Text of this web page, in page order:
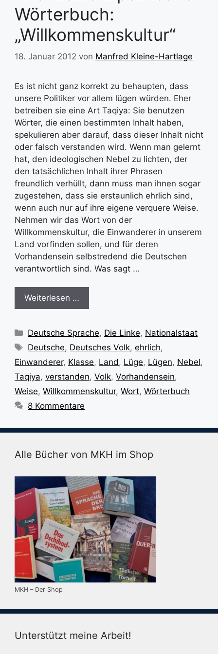
Wörterbuch:
„Willkommenskultur“
18. Januar 2012 von Manfred Kleine-Hartlage
Es ist nicht ganz korrekt zu behaupten, dass
unsere Politiker vor allem lügen würden. Eher
betreiben sie eine Art Taqiya: Sie benutzen
Wörter, die einen bestimmten Inhalt haben,
spekulieren aber darauf, dass dieser Inhalt nicht
oder falsch verstanden wird. Wenn man gelernt
hat, den ideologischen Nebel zu lichten, der
den tatsächlichen Inhalt ihrer Phrasen
freundlich verhüllt, dann muss man ihnen sogar
zugestehen, dass sie erstaunlich ehrlich sind,
wenn auch nur auf ihre eigene verquere Weise.
Nehmen wir das Wort von der
Willkommenskultur, die Einwanderer in unserem
Land vorfinden sollen, und für deren
Vorhandensein selbstredend die Deutschen
verantwortlich sind. Was sagt …
Weiterlesen …
Kategorien
Deutsche Sprache, Die Linke, Nationalstaat
Schlagwörter
Deutsche, Deutsches Volk,ehrlich,
Einwanderer, Klasse, Land, Lüge, Lügen, Nebel,
Taqiya, verstanden, Volk, Vorhandensein,
Weise, Willkommenskultur, Wort, Wörterbuch
8 Kommentare
Alle Bücher von MKH im Shop
MKH – Der Shop
Unterstützt meine Arbeit!